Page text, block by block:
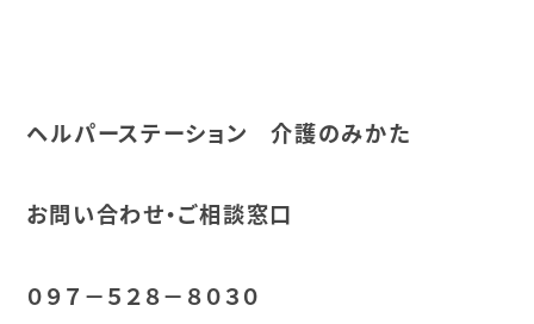
ヘルパーステーション 介護のみかた
お問い合わせ・ご相談窓口
０９７－５２８－８０３０